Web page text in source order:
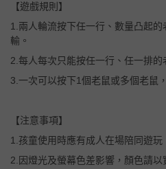
【遊戲規則】
1.兩人輪流按下任一行、數量凸起
輸。
2.每人每次只能按任一行、任一排的
3.一次可以按下1個老鼠或多個老鼠
【注意事項】
1.孩童使用時應有成人在場陪同遊玩
2.因燈光及螢幕色差影響，顏色請以